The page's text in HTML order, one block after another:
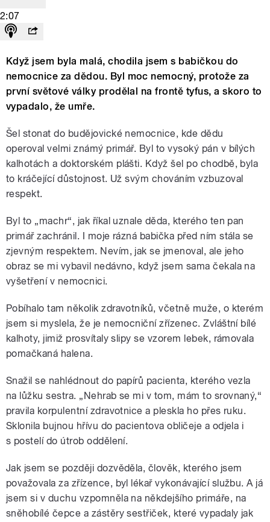
2:07
Když jsem byla malá, chodila jsem s babičkou do
nemocnice za dědou. Byl moc nemocný, protože za
první světové války prodělal na frontě tyfus, a skoro to
vypadalo, že umře.
Šel stonat do budějovické nemocnice, kde dědu
operoval velmi známý primář. Byl to vysoký pán v bílých
kalhotách a doktorském plášti. Když šel po chodbě, byla
to kráčející důstojnost. Už svým chováním vzbuzoval
respekt.
Byl to „machr“, jak říkal uznale děda, kterého ten pan
primář zachránil. I moje rázná babička před ním stála se
zjevným respektem. Nevím, jak se jmenoval, ale jeho
obraz se mi vybavil nedávno, když jsem sama čekala na
vyšetření v nemocnici.
Pobíhalo tam několik zdravotníků, včetně muže, o kterém
jsem si myslela, že je nemocniční zřízenec. Zvláštní bílé
kalhoty, jimiž prosvítaly slipy se vzorem lebek, rámovala
pomačkaná halena.
Snažil se nahlédnout do papírů pacienta, kterého vezla
na lůžku sestra. „Nehrab se mi v tom, mám to srovnaný,“
pravila korpulentní zdravotnice a pleskla ho přes ruku.
Sklonila bujnou hřívu do pacientova obličeje a odjela i
s postelí do útrob oddělení.
Jak jsem se později dozvěděla, člověk, kterého jsem
považovala za zřízence, byl lékař vykonávající službu. A já
jsem si v duchu vzpomněla na někdejšího primáře, na
sněhobílé čepce a zástěry sestřiček, které vypadaly jak